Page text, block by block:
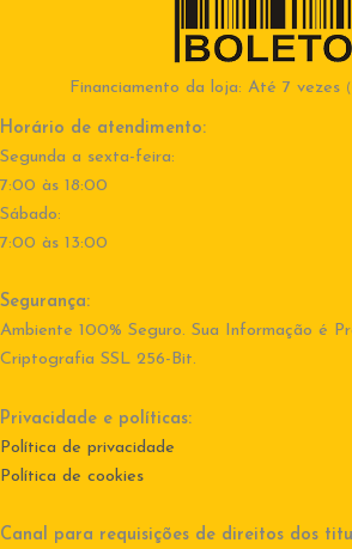
Financiamento da loja: Até 7 vezes
Horário de atendimento:
Segunda a sexta-feira:
7:00 às 18:00
Sábado:
7:00 às 13:00
Segurança:
Ambiente 100% Seguro. Sua Informação é
Criptografia SSL 256-Bit.
Privacidade e políticas:
Política de privacidade
Política de cookies
Canal para requisições de direitos dos